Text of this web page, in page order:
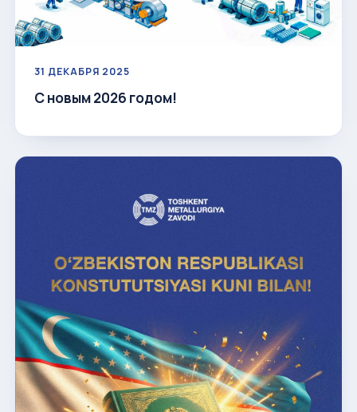
31 ДЕКАБРЯ 2025
С новым 2026 годом!